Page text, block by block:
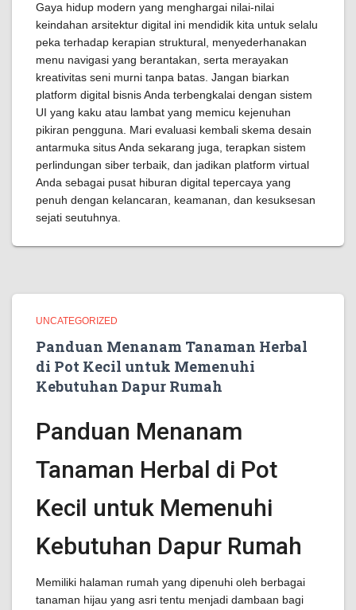
Gaya hidup modern yang menghargai nilai-nilai
keindahan arsitektur digital ini mendidik kita untuk selalu
peka terhadap kerapian struktural, menyederhanakan
menu navigasi yang berantakan, serta merayakan
kreativitas seni murni tanpa batas. Jangan biarkan
platform digital bisnis Anda terbengkalai dengan sistem
UI yang kaku atau lambat yang memicu kejenuhan
pikiran pengguna. Mari evaluasi kembali skema desain
antarmuka situs Anda sekarang juga, terapkan sistem
perlindungan siber terbaik, dan jadikan platform virtual
Anda sebagai pusat hiburan digital tepercaya yang
penuh dengan kelancaran, keamanan, dan kesuksesan
sejati seutuhnya.
UNCATEGORIZED
Panduan Menanam Tanaman Herbal
di Pot Kecil untuk Memenuhi
Kebutuhan Dapur Rumah
Panduan Menanam
Tanaman Herbal di Pot
Kecil untuk Memenuhi
Kebutuhan Dapur Rumah
Memiliki halaman rumah yang dipenuhi oleh berbagai
tanaman hijau yang asri tentu menjadi dambaan bagi